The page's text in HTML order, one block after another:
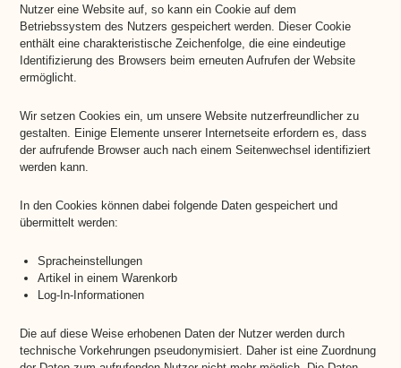
Nutzer eine Website auf, so kann ein Cookie auf dem
Betriebssystem des Nutzers gespeichert werden. Dieser Cookie
enthält eine charakteristische Zeichenfolge, die eine eindeutige
Identifizierung des Browsers beim erneuten Aufrufen der Website
ermöglicht.
Wir setzen Cookies ein, um unsere Website nutzerfreundlicher zu
gestalten. Einige Elemente unserer Internetseite erfordern es, dass
der aufrufende Browser auch nach einem Seitenwechsel identifiziert
werden kann.
In den Cookies können dabei folgende Daten gespeichert und
übermittelt werden:
Spracheinstellungen
Artikel in einem Warenkorb
Log-In-Informationen
Die auf diese Weise erhobenen Daten der Nutzer werden durch
technische Vorkehrungen pseudonymisiert. Daher ist eine Zuordnung